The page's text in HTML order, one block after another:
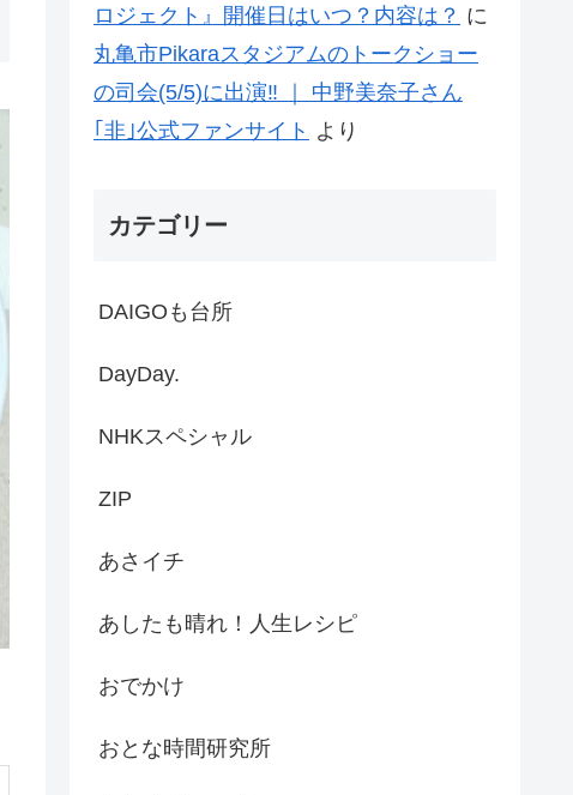
ロジェクト』開催日はいつ？内容は？ に
丸亀市Pikaraスタジアムのトークショー
の司会(5/5)に出演‼ ｜ 中野美奈子さん
｢非｣公式ファンサイト より
カテゴリー
DAIGOも台所
DayDay.
NHKスペシャル
ZIP
あさイチ
あしたも晴れ！人生レシピ
おでかけ
おとな時間研究所